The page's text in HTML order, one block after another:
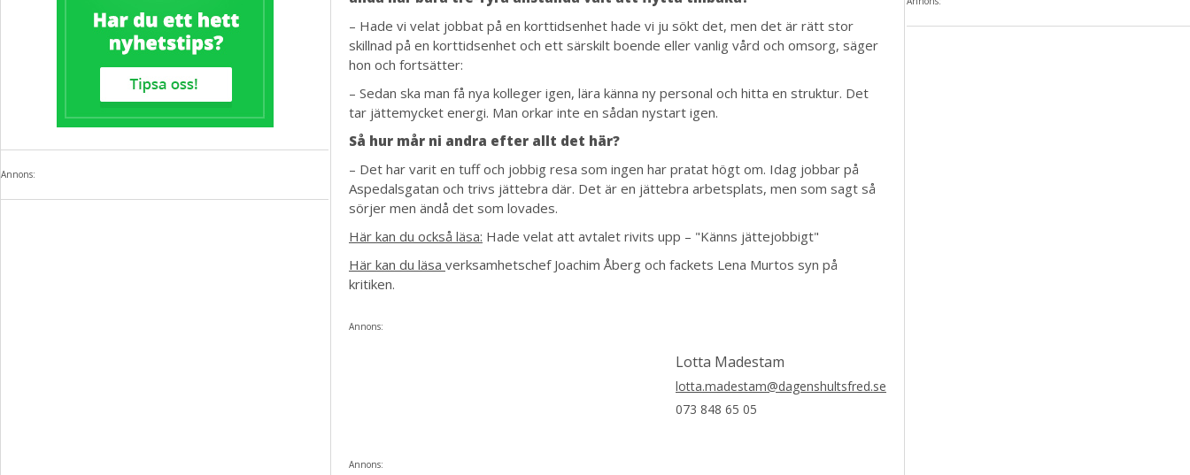
Annons:
– Hade vi velat jobbat på en korttidsenhet hade vi ju sökt det, men det är rätt stor
skillnad på en korttidsenhet och ett särskilt boende eller vanlig vård och omsorg, säger
hon och fortsätter:
– Sedan ska man få nya kolleger igen, lära känna ny personal och hitta en struktur. Det
tar jättemycket energi. Man orkar inte en sådan nystart igen.
Så hur mår ni andra efter allt det här?
– Det har varit en tuff och jobbig resa som ingen har pratat högt om. Idag jobbar på
Aspedalsgatan och trivs jättebra där. Det är en jättebra arbetsplats, men som sagt så
sörjer men ändå det som lovades.
Här kan du också läsa: Hade velat att avtalet rivits upp – "Känns jättejobbigt"
Här kan du läsa verksamhetschef Joachim Åberg och fackets Lena Murtos syn på
kritiken.
Annons:
Lotta Madestam
lotta.madestam@dagenshultsfred.se
073 848 65 05
Annons: